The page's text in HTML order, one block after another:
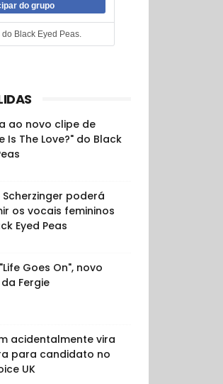
do grupo
Black Eyed Peas.
ao novo clipe de
Is The Love?" do Black
Scherzinger poderá
os vocais femininos
Eyed Peas
Goes On", novo
Fergie
acidentalmente vira
para candidato no
UK